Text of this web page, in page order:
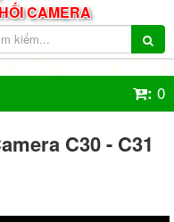
CAMERA
: 0
C30 - C31